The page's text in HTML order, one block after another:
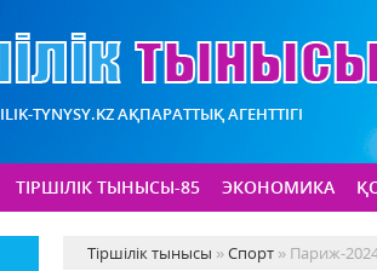
TYNYSY.KZ АҚПАРАТТЫҚ АГЕНТТІГІ
ТІРШІЛІК ТЫНЫСЫ-85 ЭКОНОМИКА
Тіршілік тынысы »Спорт » Париж-